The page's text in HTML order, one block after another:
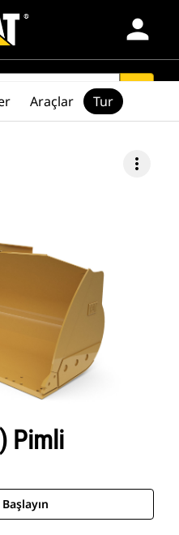
person
more_vert
Pimli
Araçlar Tur